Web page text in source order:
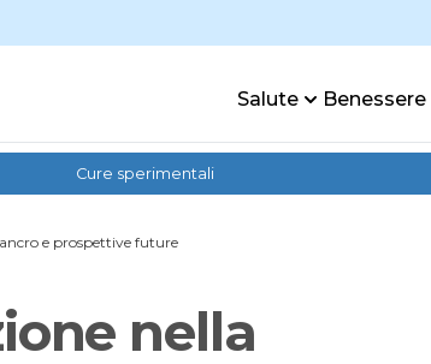
Salute Benessere
Cure sperimentali
e prospettive future
nella